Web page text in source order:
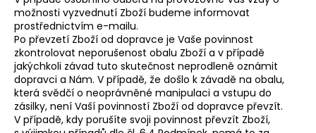
možnosti vyzvednutí Zboží budeme informovat
prostřednictvím e-mailu.
Po převzetí Zboží od dopravce je Vaše povinnost
zkontrolovat neporušenost obalu Zboží a v případě
jakýchkoli závad tuto skutečnost neprodleně oznámit
dopravci a Nám. V případě, že došlo k závadě na obalu,
která svědčí o neoprávněné manipulaci a vstupu do
zásilky, není Vaší povinností Zboží od dopravce převzít.
V případě, kdy porušíte svoji povinnost převzít Zboží,